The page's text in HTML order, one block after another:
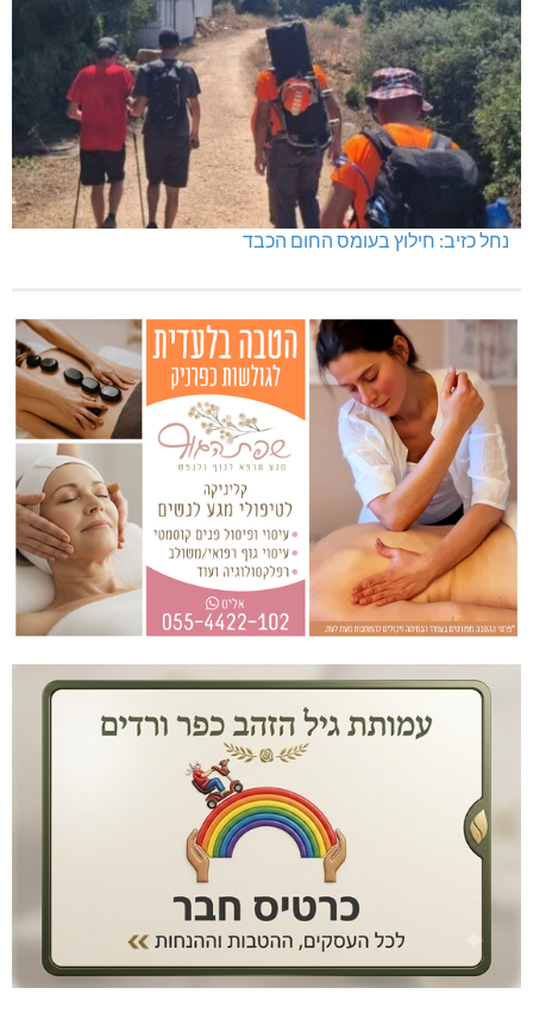
נחל כזיב: חילוץ בעומס החום הכבד